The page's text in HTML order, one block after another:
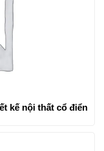
kế nội thất cổ điển